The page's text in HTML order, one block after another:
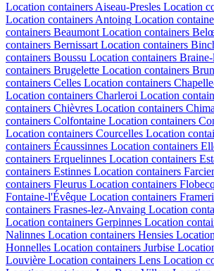
Location containers Aiseau-Presles Location
Location containers Antoing Location
containers Beaumont Location containers
containers Bernissart Location containers
containers Boussu Location containers
containers Brugelette Location containers
containers Celles Location containers
Location containers Charleroi Location
containers Chièvres Location containers
containers Colfontaine Location containers
Location containers Courcelles Location
containers Écaussinnes Location containers
containers Erquelinnes Location containers
containers Estinnes Location containers
containers Fleurus Location containers Flobecq
Fontaine-l'Évêque Location containers
containers Frasnes-lez-Anvaing Location
Location containers Gerpinnes Location
Nalinnes Location containers Hensies
Honnelles Location containers Jurbise
Louvière Location containers Lens Location